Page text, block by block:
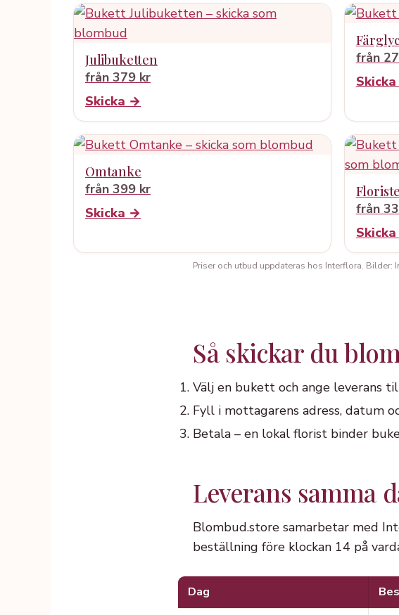
Julibuketten
från 379 kr
Skicka →
från
Omtanke
från 399 kr
Skicka →
från
Priser och utbud uppdateras hos Interflora. Bilder:
Så skickar du
Välj en bukett och ange leverans
Fyll i mottagarens adress, datum
Betala – en lokal florist binder
Leverans samma
Blombud.store samarbetar med
beställning före klockan 14 på
Dag